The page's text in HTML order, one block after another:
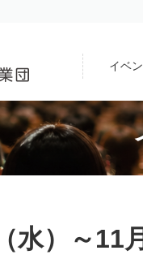
イベ
水）～